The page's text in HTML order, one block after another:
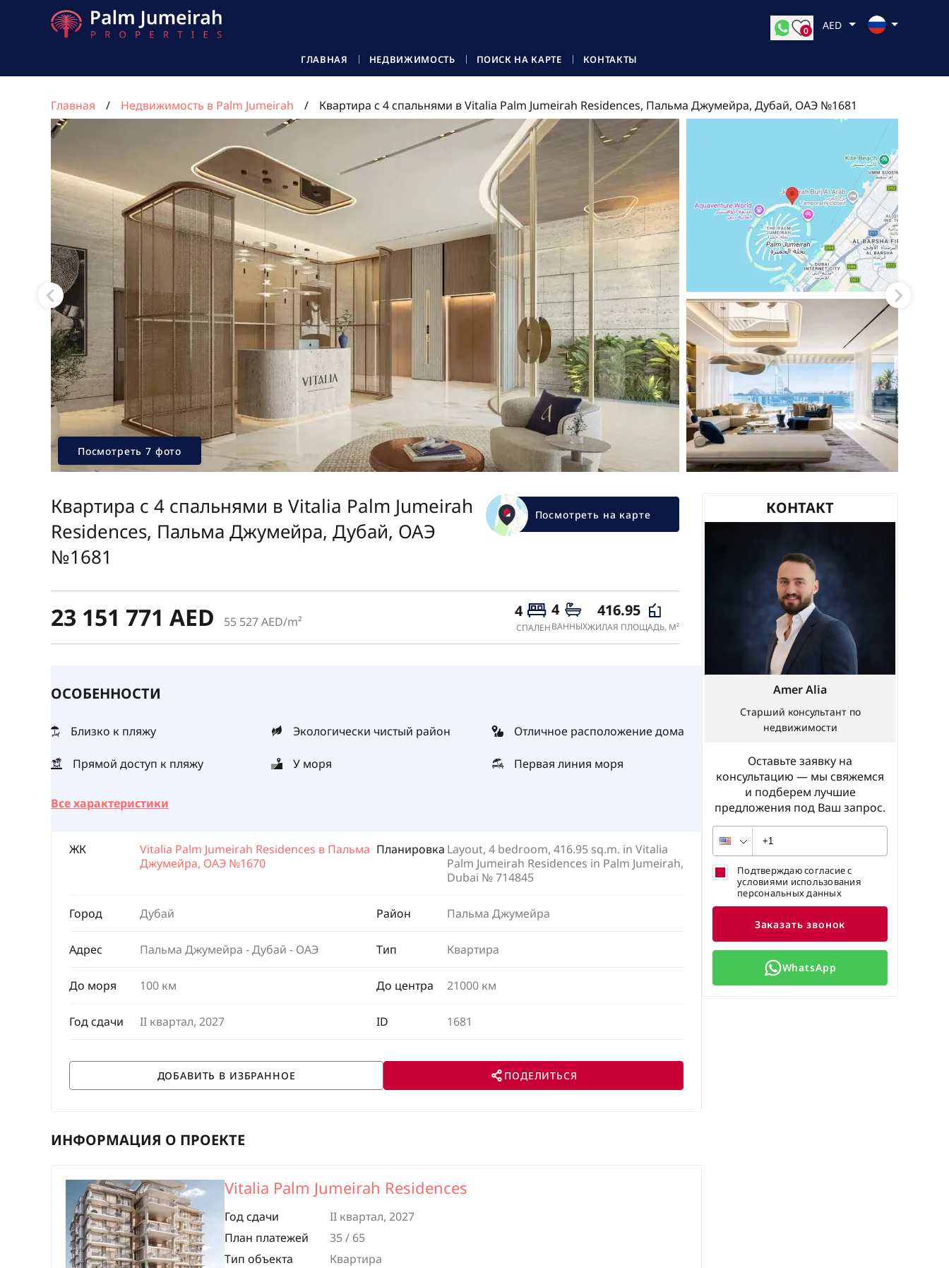
ГЛАВНАЯ НЕДВИЖИМОСТЬ ПОИСК НА КАРТЕ КОНТАКТЫ
0 AED
Главная Недвижимость в Palm Jumeirah Квартира с 4 спальнями в Vitalia Palm Jumeirah Residences, Пальма Джумейра, Дубай, ОАЭ №1681
Посмотреть 7 фото
Квартира с 4 спальнями в Vitalia Palm Jumeirah
Residences, Пальма Джумейра, Дубай, ОАЭ
№1681
Посмотреть на карте
23 151 771 AED 55 527 AED/m²
4
СПАЛЕН
4
ВАННЫХ
416.95
ЖИЛАЯ ПЛОЩАДЬ, М²
ОСОБЕННОСТИ
Близко к пляжу Экологически чистый район Отличное расположение дома
Прямой доступ к пляжу У моря Первая линия моря
Все характеристики
ЖК
Vitalia Palm Jumeirah Residences в Пальма
Джумейра, ОАЭ №1670
Планировка Layout, 4 bedroom, 416.95 sq.m. in Vitalia
Palm Jumeirah Residences in Palm Jumeirah,
Dubai № 714845
Город Дубай Район Пальма Джумейра
Адрес Пальма Джумейра - Дубай - ОАЭ Тип Квартира
До моря 100 км До центра 21000 км
Год сдачи II квартал, 2027 ID 1681
ПОДЕЛИТЬСЯ
ИНФОРМАЦИЯ О ПРОЕКТЕ
Vitalia Palm Jumeirah Residences
Год сдачи
II квартал, 2027
План платежей
35 / 65
Тип объекта
Квартира
КОНТАКТ
Оставьте заявку на
консультацию — мы свяжемся
и подберем лучшие
предложения под Ваш запрос.
Amer Alia
Старший консультант по
недвижимости
Подтверждаю согласие с
условиями использования
персональных данных
Заказать звонок
WhatsApp